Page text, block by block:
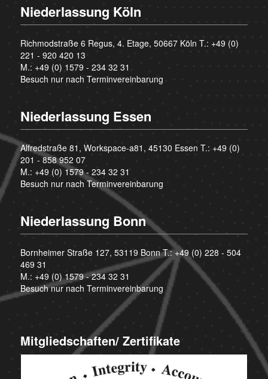
Niederlassung Köln
Richmodstraße 6 Regus, 4. Etage, 50667 Köln T.: +49 (0)
221 - 920 420 13
M.: +49 (0) 1579 - 234 32 31
Besuch nur nach Terminvereinbarung
Niederlassung Essen
Alfredstraße 81, Workspace-a81, 45130 Essen T.: +49 (0)
201 - 858 952 07
M.: +49 (0) 1579 - 234 32 31
Besuch nur nach Terminvereinbarung
Niederlassung Bonn
Bornheimer Straße 127, 53119 Bonn T.:+49 (0) 228 - 504
469 31
M.: +49 (0) 1579 - 234 32 31
Besuch nur nach Terminvereinbarung
Mitgliedschaften/ Zertifikate